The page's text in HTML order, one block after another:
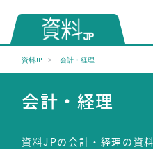
資料JP 会計・経理
会計・経理
資料JPの会計・経理の資